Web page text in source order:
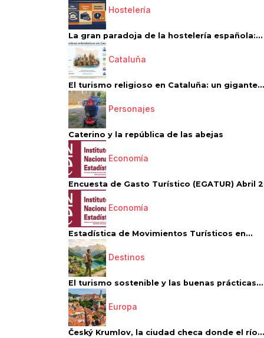
Hostelería
La gran paradoja de la hostelería española:...
Cataluña
El turismo religioso en Cataluña: un gigante...
Personajes
Caterino y la república de las abejas
Economía
Encuesta de Gasto Turístico (EGATUR) Abril
Economía
Estadística de Movimientos Turísticos en...
Destinos
El turismo sostenible y las buenas prácticas...
Europa
Český Krumlov, la ciudad checa donde el río...